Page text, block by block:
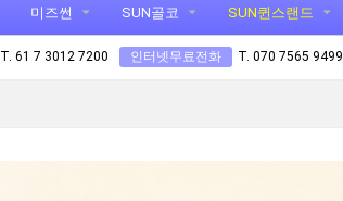
미즈썬 SUN골코 SUN퀸스랜드
T. 61 7 3012 7200 인터넷무료전화 T. 070 7565 9499